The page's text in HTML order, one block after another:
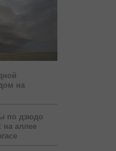
на
по дзюдо
на аллее